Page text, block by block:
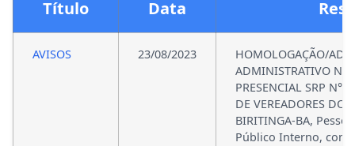
Título Data
AVISOS 23/08/2023
HOMOLOGAÇÃO/
ADMINISTRATIVO N°
PRESENCIAL SRP N°
DE VEREADORES DO
BIRITINGA-BA,
Público Interno, com